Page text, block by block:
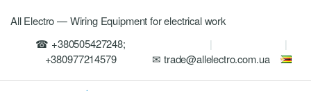
navigation
All Electro — Wiring Equipment for electrical work
☎ +380505427248;
+380977214579
✉ trade@allelectro.com.ua